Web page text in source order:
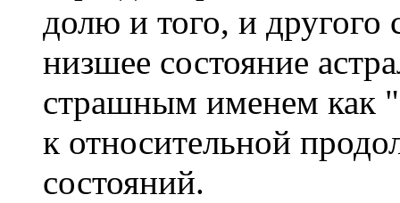
долю и того, и другого
низшее состояние
страшным именем как
к относительной
состояний.